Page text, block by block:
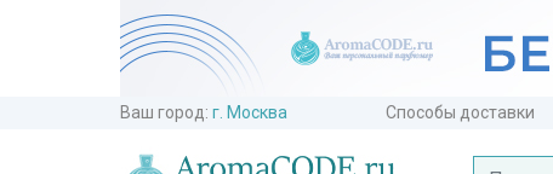
Ваш город: г. Москва Способы доставки